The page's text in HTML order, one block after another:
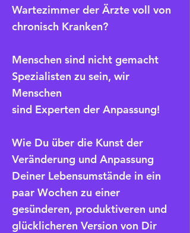
Wartezimmer der Ärzte voll von
chronisch Kranken?
Menschen sind nicht gemacht
Spezialisten zu sein, wir
Menschen
sind Experten der Anpassung!
Wie Du über die Kunst der
Veränderung und Anpassung
Deiner Lebensumstände in ein
paar Wochen zu einer
gesünderen, produktiveren und
glücklicheren Version von Dir